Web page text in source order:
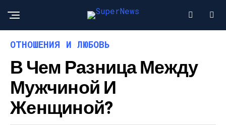
ОТНОШЕНИЯ И ЛЮБОВЬ
В Чем Разница Между
Мужчиной И
Женщиной?